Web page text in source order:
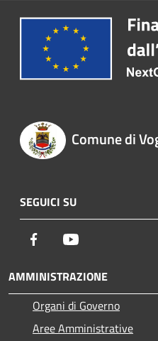
Comune di
SEGUICI SU
Facebook
AMMINISTRAZIONE
Organi di Governo
Aree Amministrative